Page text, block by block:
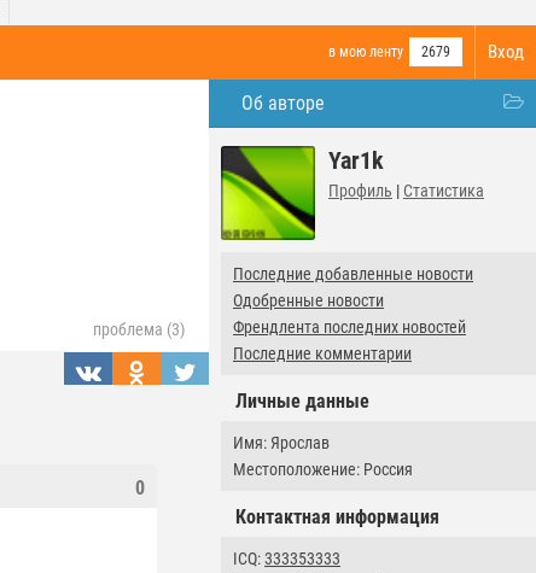
Вход
в мою ленту 2679
Об авторе
Yar1k
Профиль | Статистика
Последние добавленные новости
Одобренные новости
Френдлента последних новостей
Последние комментарии
Личные данные
Имя: Ярослав
Местоположение: Россия
Контактная информация
ICQ:333353333
проблема (3)
0